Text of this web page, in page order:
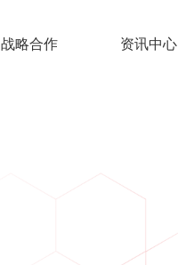
战略合作 资讯中心